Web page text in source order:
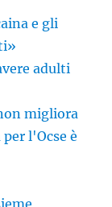
e gli
adulti
migliora
l'Ocse è